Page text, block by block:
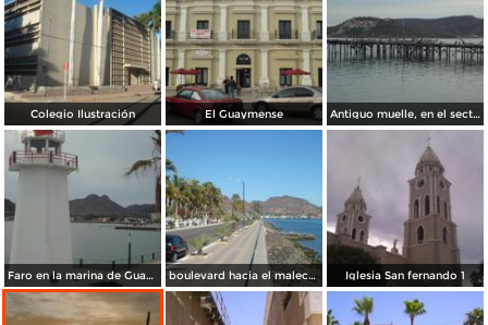
Colegio Ilustración El Guaymense Antiguo muelle, en el sector del malecon
Faro en la marina de Guaymas boulevard hacia el malecon Iglesia San fernando 1